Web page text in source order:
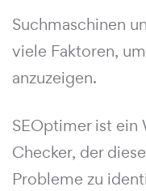
Suchmaschinen
viele Faktoren,
anzuzeigen.
SEOptimer ist
Checker, der
Probleme zu